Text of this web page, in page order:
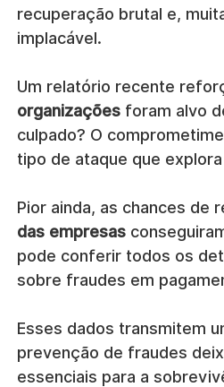
recuperação brutal e,
implacável.
Um relatório recente
organizações foram alvo
culpado? O
tipo de ataque que
Pior ainda, as chances de
das empresas
pode conferir todos os
sobre fraudes em
Esses dados transmitem
prevenção de fraudes
essenciais para a